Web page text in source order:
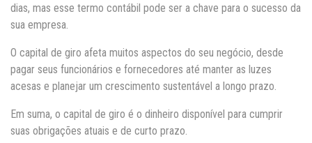
dias, mas esse termo contábil pode ser a chave para o sucesso da
sua empresa.
O capital de giro afeta muitos aspectos do seu negócio, desde
pagar seus funcionários e fornecedores até manter as luzes
acesas e planejar um crescimento sustentável a longo prazo.
Em suma, o capital de giro é o dinheiro disponível para cumprir
suas obrigações atuais e de curto prazo.